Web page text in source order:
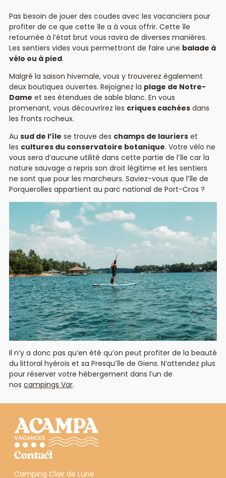
Pas besoin de jouer des coudes avec les vacanciers pour
profiter de ce que cette île a à vous offrir. Cette île
retournée à l’état brut vous ravira de diverses manières.
Les sentiers vides vous permettront de faire une balade à
vélo ou à pied.
Malgré la saison hivernale, vous y trouverez également
deux boutiques ouvertes. Rejoignez la plage de Notre-
Dame et ses étendues de sable blanc. En vous
promenant, vous découvrirez les criques cachéesdans
les fronts rocheux.
Au sud de l’île se trouve des champs de laurierset
les cultures du conservatoire botanique. Votre vélo ne
vous sera d’aucune utilité dans cette partie de l’île car la
nature sauvage a repris son droit légitime et les sentiers
ne sont que pour les marcheurs. Saviez-vous que l’île de
Porquerolles appartient au parc national de Port-Cros ?
Il n’y a donc pas qu’en été qu’on peut profiter de la beauté
du littoral hyérois et sa Presqu’île de Giens. N’attendez plus
pour réserver votre hébergement dans l’un de
nos campings Var.
Contact
Camping Clair de Lune